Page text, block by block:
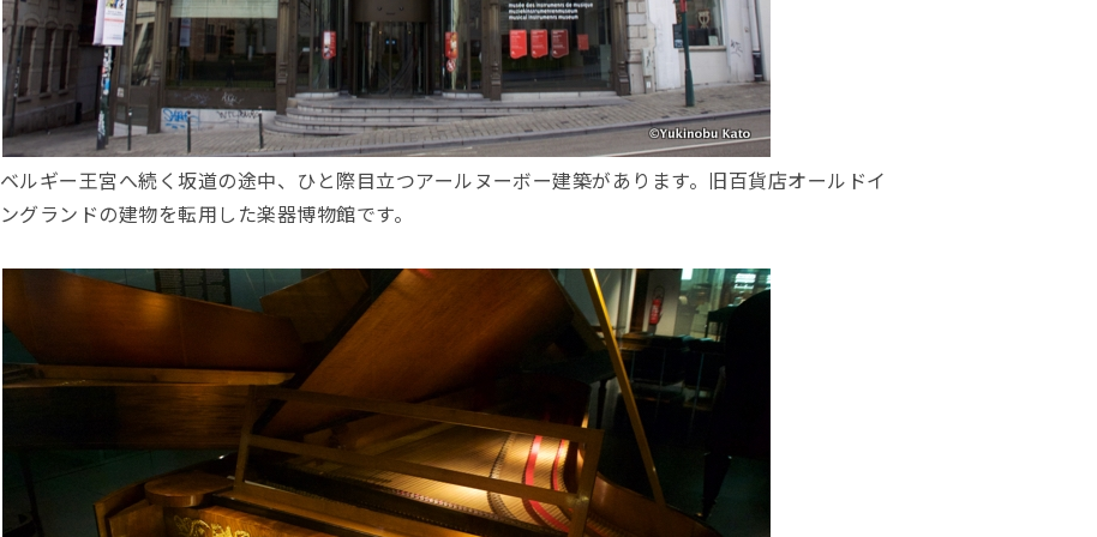
ベルギー王宮へ続く坂道の途中、ひと際目立つアールヌーボー建築があります。旧百貨店オールドイ
ングランドの建物を転用した楽器博物館です。